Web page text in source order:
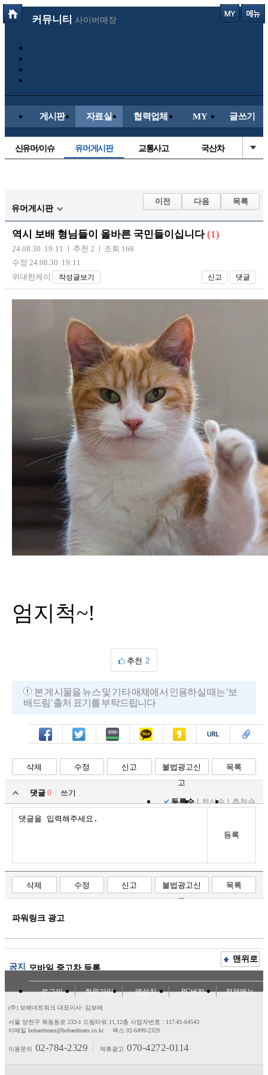
커뮤니티 사이버매장
게시판 자료실 협력업체 MY 글쓰기
신유머/이슈 유머게시판 교통사고 국산차
자유사진 군사/무기
트럭/버스
장착시공사진
유머게시판
이전 다음 목록
역시 보배 형님들이 올바른 국민들이십니다 (1)
24.08.30 19:11 추천 2
조회 168
수정 24.08.30 19:11
위대한케이
작성글보기 신고 댓글
엄지척~!
추천 2
본 게시물을 뉴스 및 기타 매체에서 인용하실 때는 '보
배드림' 출처 표기를 부탁드립니다
페북 트윗 밴드 카톡 카스 복사 스크랩
삭제 수정 신고
불법광고신
고
목록
댓글 0
쓰기
등록순
최신순 추천순
등록
삭제 수정 신고
불법광고신
고
목록
파워링크 광고
공지 모바일 중고차 등록
맨위로
로그인 회원가입 앱설치 PC버전 전체메뉴
(주) 보배네트워크 대표이사: 김보배
서울 양천구 목동동로 233-1 드림타워 11,12층 사업자번호 : 117-81-64543
이메일 bobaedream@bobaedream.co.kr
팩스 02-6499-2329
이용문의 02-784-2329 제휴광고 070-4272-0114